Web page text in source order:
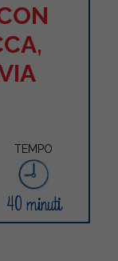
TEMPO
40 minuti